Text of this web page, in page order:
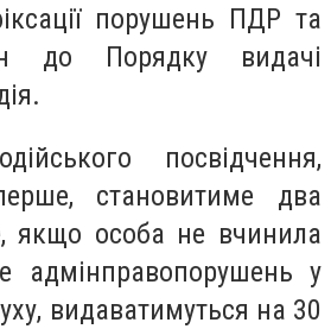
порушень ПДР та
до Порядку видачі
посвідчення,
становитиме два
якщо особа не вчинила
адмінправопорушень у
видаватимуться на 30